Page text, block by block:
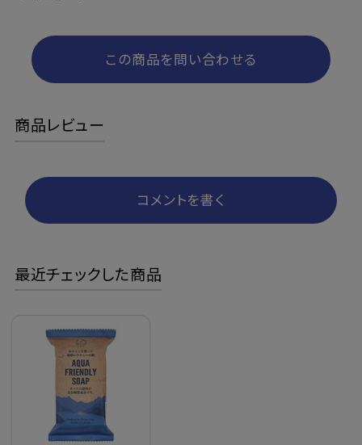
この商品を問い合わせる
商品レビュー
コメントを書く
最近チェックした商品